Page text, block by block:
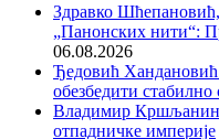
Здравко
„Панонских нити“:
06.08.2026
Ђедовић
обезбедити
Владимир Кршљанин:
отпадничке империје